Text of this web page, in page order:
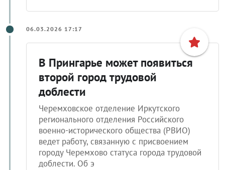
06.03.2026 17:17
В Прингарье может появиться
второй город трудовой
доблести
Черемховское отделение Иркутского
регионального отделения Российского
военно-исторического общества (РВИО)
ведет работу, связанную с присвоением
городу Черемхово статуса города трудовой
доблести. Об э